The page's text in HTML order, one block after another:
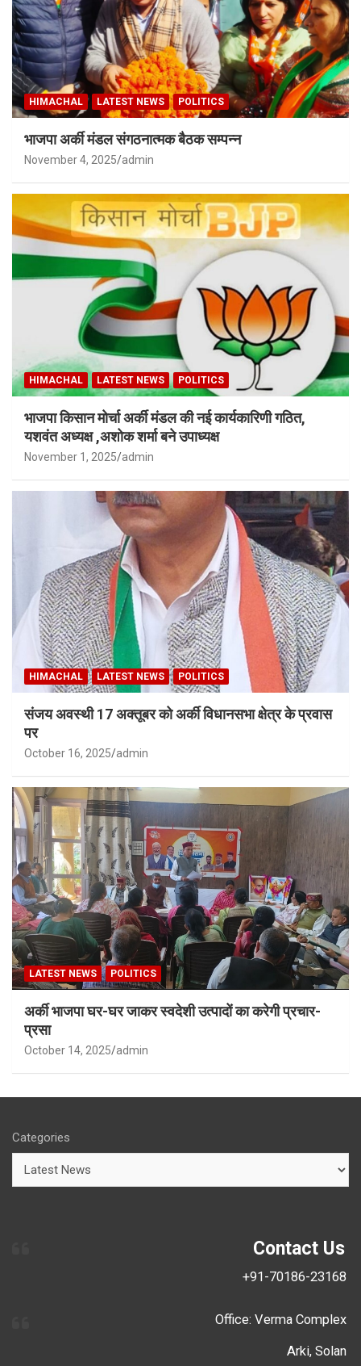
HIMACHAL LATEST NEWS POLITICS
भाजपा अर्की मंडल संगठनात्मक बैठक सम्पन्न
November 4, 2025 admin
HIMACHAL LATEST NEWS POLITICS
भाजपा किसान मोर्चा अर्की मंडल की नई कार्यकारिणी गठित,
यशवंत अध्यक्ष ,अशोक शर्मा बने उपाध्यक्ष
November 1, 2025 admin
HIMACHAL LATEST NEWS POLITICS
संजय अवस्थी 17 अक्तूबर को अर्की विधानसभा क्षेत्र के प्रवास
पर
October 16, 2025 admin
LATEST NEWS POLITICS
अर्की भाजपा घर-घर जाकर स्वदेशी उत्पादों का करेगी प्रचार-
प्रसा
October 14, 2025 admin
Categories
Contact Us
+91-70186-23168
Office: Verma Complex
Arki, Solan